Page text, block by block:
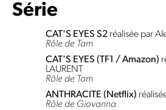
Série
CAT'S EYES S2 réalisée par
Rôle de Tam
CAT'S EYES (TF1 / Amazon)
LAURENT
Rôle de Tam
ANTHRACITE (Netflix)
Rôle de Giovanna